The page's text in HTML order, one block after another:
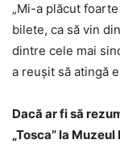
„Mi-a plăcut
bilete, ca să vin
dintre cele mai
a reușit să atingă
Dacă ar fi să
„Tosca” la